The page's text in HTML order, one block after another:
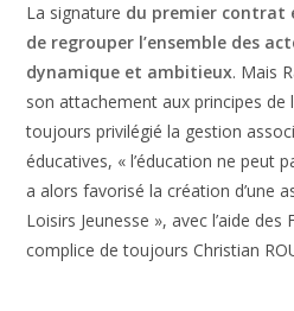
La signature du premier contrat
de regrouper l’ensemble des
dynamique et ambitieux. Mais
son attachement aux principes de
toujours privilégié la gestion
éducatives, « l’éducation ne peut
a alors favorisé la création d’une
Loisirs Jeunesse », avec l’aide des
complice de toujours Christian